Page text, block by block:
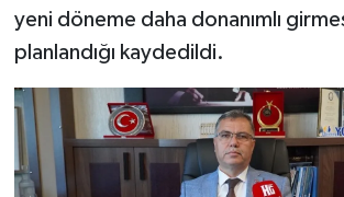
yeni döneme daha donanımlı
planlandığı kaydedildi.